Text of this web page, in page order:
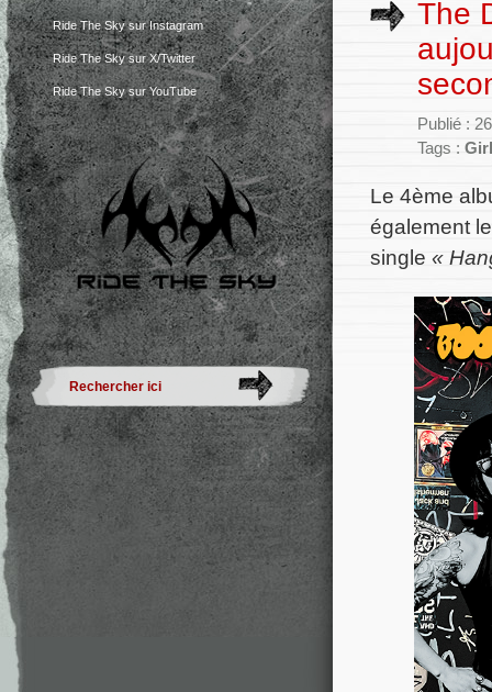
Ride The Sky sur Instagram
Ride The Sky sur X/Twitter
Ride The Sky sur YouTube
The
Publié :
Tags :
Le 4ème
également
single «